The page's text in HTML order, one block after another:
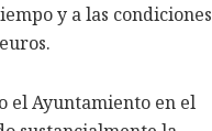
y a las condiciones
el Ayuntamiento en el